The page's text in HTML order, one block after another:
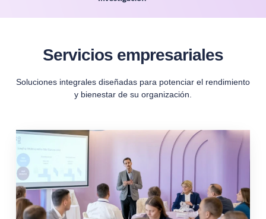
Servicios empresariales
Soluciones integrales diseñadas para potenciar el rendimiento
y bienestar de su organización.